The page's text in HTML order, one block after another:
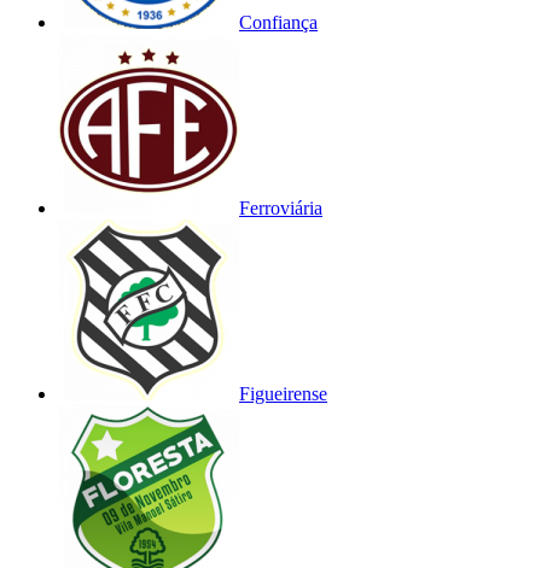
Confiança
Ferroviária
Figueirense